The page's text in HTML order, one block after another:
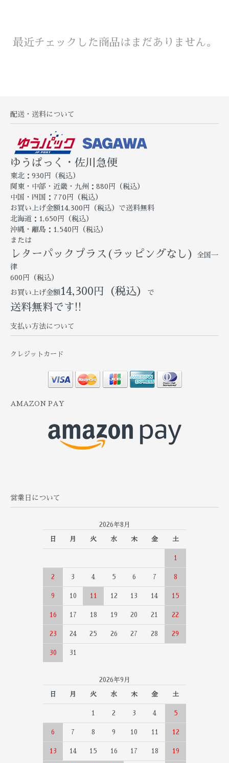
最近チェックした商品はまだありません。
配送・送料について
ゆうぱっく・佐川急便
東北：930円（税込）
関東・中部・近畿・九州：880円（税込）
中国・四国：770円（税込）
お買い上げ金額14,300円（税込）で送料無料
北海道：1,650円（税込）
沖縄・離島：1,540円（税込）
または
レターパックプラス(ラッピングなし)
全国一
律
600円（税込）
お買い上げ金額14,300円（税込） で
送料無料です!!
支払い方法について
クレジットカード
AMAZON PAY
営業日について
2026年8月
日 月 火 水 木 金 土
1
2 3 4 5 6 7 8
9 10 11 12 13 14 15
16 17 18 19 20 21 22
23 24 25 26 27 28 29
30 31
2026年9月
日 月 火 水 木 金 土
1 2 3 4 5
6 7 8 9 10 11 12
13 14 15 16 17 18 19